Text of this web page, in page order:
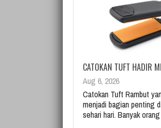
CATOKAN TUFT HADIR
Aug 6, 2026
Catokan Tuft Rambut
menjadi bagian penting
sehari hari. Banyak